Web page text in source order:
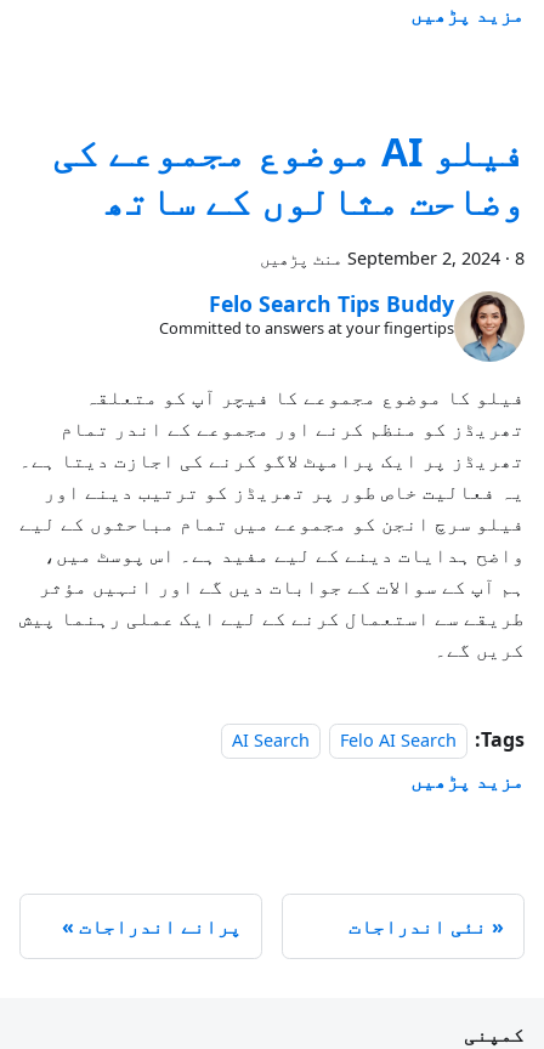
مزید پڑھیں
فیلو AI موضوع مجموعے کی
وضاحت مثالوں کے ساتھ
September 2, 2024 · 8 منٹ پڑھیں
Felo Search Tips Buddy
Committed to answers at your fingertips
فیلو کا موضوع مجموعے کا فیچر آپ کو متعلقہ
تھریڈز کو منظم کرنے اور مجموعے کے اندر تمام
تھریڈز پر ایک پرامپٹ لاگو کرنے کی اجازت دیتا ہے۔
یہ فعالیت خاص طور پر تھریڈز کو ترتیب دینے اور
فیلو سرچ انجن کو مجموعے میں تمام مباحثوں کے لیے
واضح ہدایات دینے کے لیے مفید ہے۔ اس پوسٹ میں،
ہم آپ کے سوالات کے جوابات دیں گے اور انہیں مؤثر
طریقے سے استعمال کرنے کے لیے ایک عملی رہنما پیش
کریں گے۔
Tags:
Felo AI Search
AI Search
مزید پڑھیں
نئی اندراجات پرانے اندراجات
کمپنی